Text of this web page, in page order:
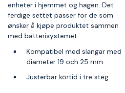
enheter i hjemmet og hagen. Det
ferdige settet passer for de som
ønsker å kjøpe produktet sammen
med batterisystemet.
Kompatibel med slangar med
diameter 19 och 25 mm
Justerbar körtid i tre steg